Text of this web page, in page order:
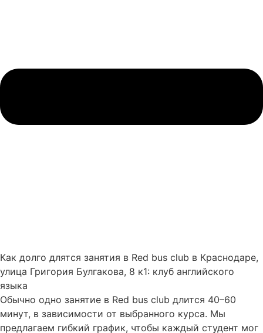
Как долго длятся занятия в Red bus club в Краснодаре,
улица Григория Булгакова, 8 к1: клуб английского
языка
Обычно одно занятие в Red bus club длится 40–60
минут, в зависимости от выбранного курса. Мы
предлагаем гибкий график, чтобы каждый студент мог